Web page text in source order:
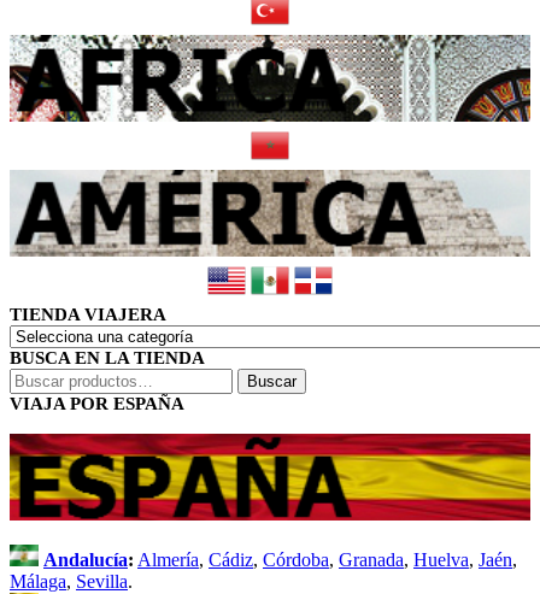
TIENDA VIAJERA
BUSCA EN LA TIENDA
Buscar
por:
Buscar
VIAJA POR ESPAÑA
Andalucía: Almería, Cádiz, Córdoba, Granada, Huelva, Jaén,
Málaga, Sevilla.